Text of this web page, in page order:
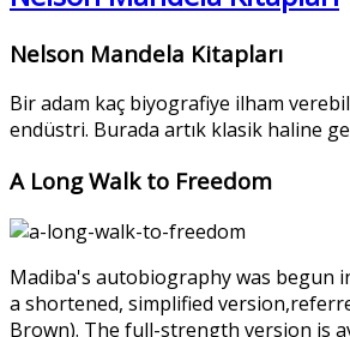
Nelson Mandela Kitapları
Bir adam kaç biyografiye ilham
endüstri. Burada artık klasik haline
A Long Walk to Freedom
Madiba's autobiography was begun
a shortened, simplified
Brown). The full-strength version is